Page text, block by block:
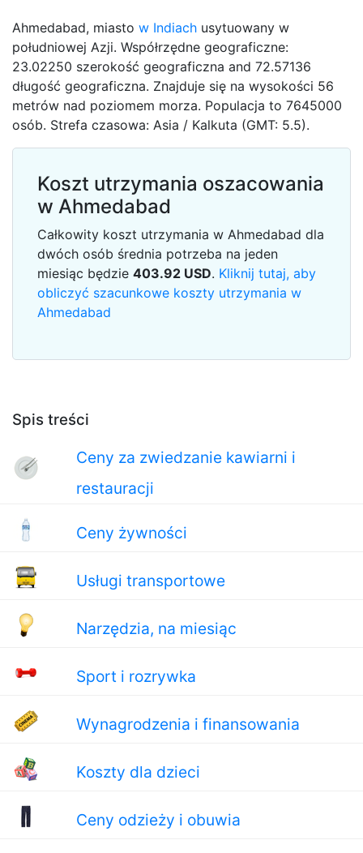
Spis treści
Ceny za zwiedzanie kawiarni i
restauracji
Ceny żywności
Usługi transportowe
Narzędzia, na miesiąc
Sport i rozrywka
Wynagrodzenia i finansowania
Koszty dla dzieci
Ceny odzieży i obuwia
Ahmedabad, miasto w Indiach usytuowany w
południowej Azji. Współrzędne geograficzne:
23.02250 szerokość geograficzna and 72.57136
długość geograficzna. Znajduje się na wysokości 56
metrów nad poziomem morza. Populacja to 7645000
osób. Strefa czasowa: Asia / Kalkuta (GMT: 5.5).
Koszt utrzymania oszacowania
w Ahmedabad
Całkowity koszt utrzymania w Ahmedabad dla
dwóch osób średnia potrzeba na jeden
miesiąc będzie 403.92 USD. Kliknij tutaj, aby
obliczyć szacunkowe koszty utrzymania w
Ahmedabad